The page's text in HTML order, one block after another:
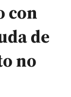
con
de
no